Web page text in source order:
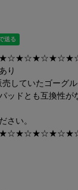
り
していたゴーグル
ッドとも互換性
さい。